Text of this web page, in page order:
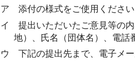
ア 添付の様式をご使用ください
イ 提出いただいたご意見等の
地）、氏名（団体名）、電話
ウ 下記の提出先まで、電子メ